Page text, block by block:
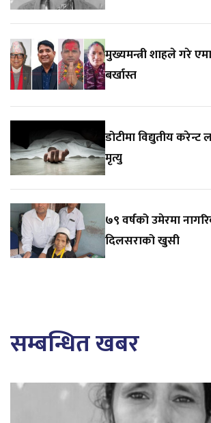
मुख्यमन्त्री शाहले गरे
बर्खास्त
डोटीमा विद्युतीय
मृत्यु
७९ वर्षको उमेरमा
दिलसराको खुसी
सम्बन्धित खबर